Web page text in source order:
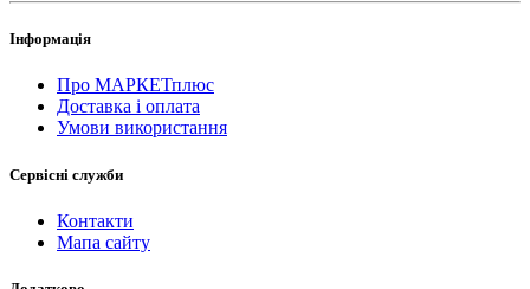
Інформація
Про МАРКЕТплюс
Доставка і оплата
Умови використання
Сервісні служби
Контакти
Мапа сайту